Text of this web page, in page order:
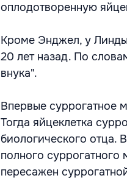
оплодотворенную
Кроме Энджел, у
20 лет назад. По
внука".
Впервые суррогатное
Тогда яйцеклетка
биологического отца.
полного
пересажен